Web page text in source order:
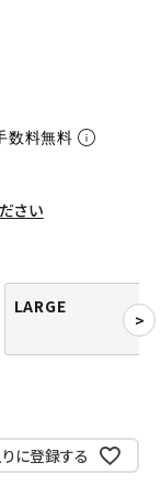
数料無料
さい
LARGE
に登録する